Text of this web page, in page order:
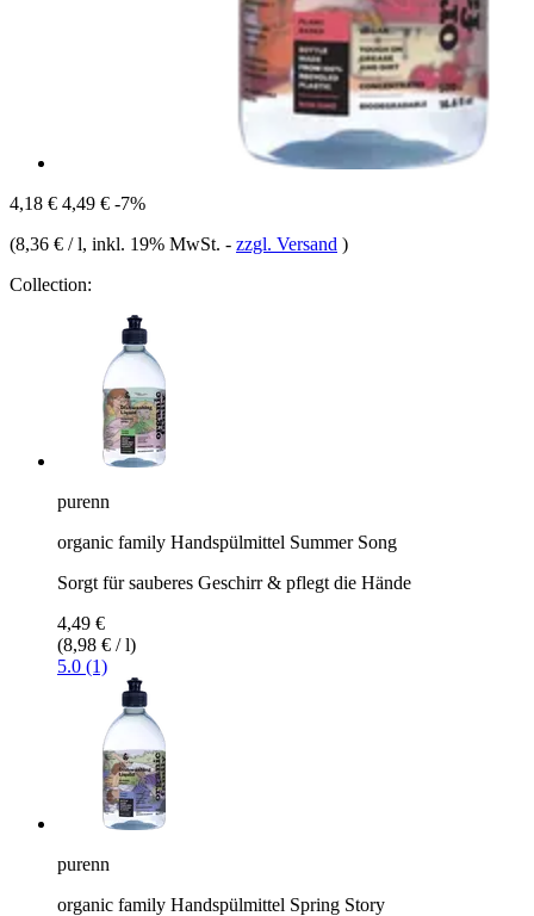
4,18 € 4,49 € -7%
(8,36 € / l, inkl. 19% MwSt. - zzgl. Versand )
Collection:
purenn
organic family Handspülmittel Summer Song
Sorgt für sauberes Geschirr & pflegt die Hände
4,49 €
(8,98 € / l)
5.0 (1)
purenn
organic family Handspülmittel Spring Story